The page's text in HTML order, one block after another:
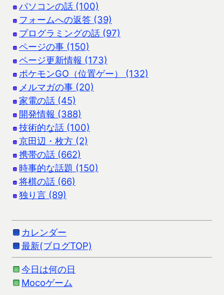
パソコンの話 (100)
フォームへの返答 (39)
プログラミングの話 (97)
ページの事 (150)
ページ更新情報 (173)
ポケモンGO（位置ゲー） (132)
メルマガの事 (20)
家電の話 (45)
開発情報 (388)
技術的な話 (100)
京田辺・枚方 (2)
携帯の話 (662)
時事的な話題 (150)
将棋の話 (66)
独り言 (89)
カレンダー
最新(ブログTOP)
今日は何の日
Mocoゲーム